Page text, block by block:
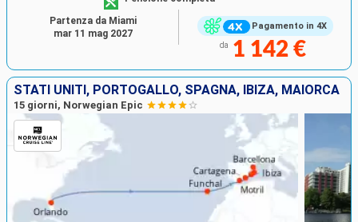
Pagamento in 4X
da 1 142 €
Partenza da Miami
mar 11 mag 2027
STATI UNITI, PORTOGALLO, SPAGNA, IBIZA, MAIORCA
15 giorni, Norwegian Epic